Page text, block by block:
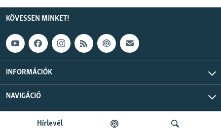
Hírlevél
KÖVESSEN MINKET!
INFORMÁCIÓK
NAVIGÁCIÓ
Szabad Európa © 2026 RFE/RL, Inc. Minden jog fenntartva.